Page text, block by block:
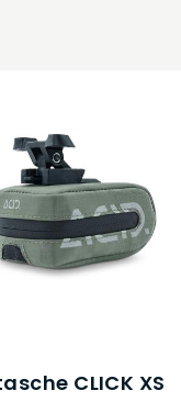
CLICK XS